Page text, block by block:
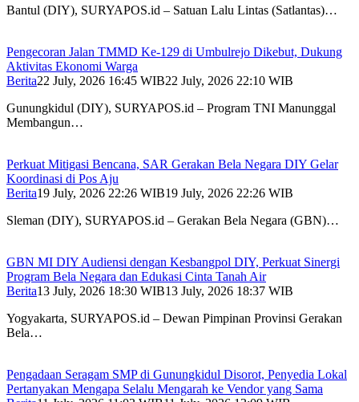
Bantul (DIY), SURYAPOS.id – Satuan Lalu Lintas (Satlantas)…
Pengecoran Jalan TMMD Ke-129 di Umbulrejo Dikebut, Dukung
Aktivitas Ekonomi Warga
Berita22 July, 2026 16:45 WIB22 July, 2026 22:10 WIB
Gunungkidul (DIY), SURYAPOS.id – Program TNI Manunggal
Membangun…
Perkuat Mitigasi Bencana, SAR Gerakan Bela Negara DIY Gelar
Koordinasi di Pos Aju
Berita19 July, 2026 22:26 WIB19 July, 2026 22:26 WIB
Sleman (DIY), SURYAPOS.id – Gerakan Bela Negara (GBN)…
GBN MI DIY Audiensi dengan Kesbangpol DIY, Perkuat Sinergi
Program Bela Negara dan Edukasi Cinta Tanah Air
Berita13 July, 2026 18:30 WIB13 July, 2026 18:37 WIB
Yogyakarta, SURYAPOS.id – Dewan Pimpinan Provinsi Gerakan
Bela…
Pengadaan Seragam SMP di Gunungkidul Disorot, Penyedia Lokal
Pertanyakan Mengapa Selalu Mengarah ke Vendor yang Sama